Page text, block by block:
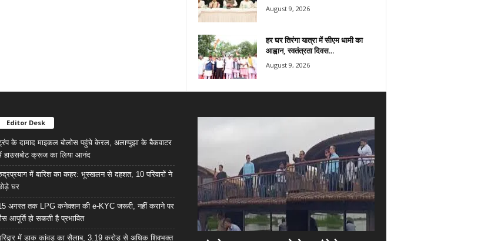
August 9, 2026
हर घर तिरंगा यात्रा में सीएम धामी का
आह्वान, स्वतंत्रता दिवस...
August 9, 2026
Editor Desk
के दामाद माइकल बोलोस पहुंचे केरल, अलाप्पुझा के बैकवाटर
हाउसबोट क्रूज का लिया आनंद
में बारिश का कहर: भूस्खलन से दहशत, 10 परिवारों ने
घर
अगस्त तक LPG कनेक्शन की e-KYC जरूरी, नहीं कराने पर
आपूर्ति हो सकती है प्रभावित
में डाक कांवड़ का सैलाब, 3.19 करोड़ से अधिक शिवभक्त